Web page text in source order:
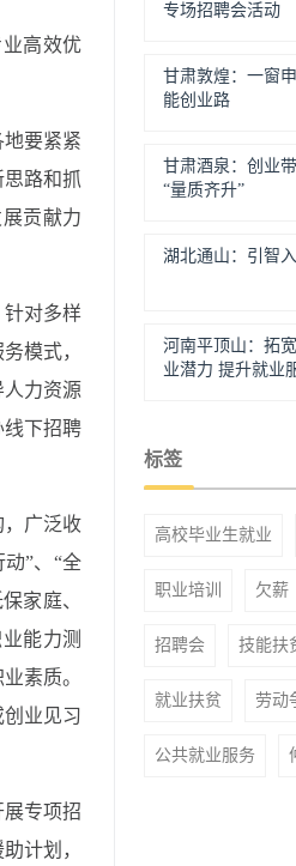
高效优
要紧紧
路和抓
贡献力
对多样
模式，
力资源
下招聘
广泛收
”、“全
家庭、
能力测
素质。
业见习
专项招
计划，
专场招聘会活动
甘肃敦煌：一窗
能创业路
甘肃酒泉：创业
“量质齐升”
湖北通山：引智
河南平顶山：拓
业潜力 提升就业
标签
高校毕业生就业
职业培训 欠薪
招聘会 技能扶
就业扶贫 劳动
公共就业服务